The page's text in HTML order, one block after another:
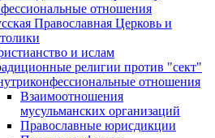
отношения
Православная Церковь и
и ислам
религии против "сект"
отношения
Взаимоотношения
мусульманских организаций
Православные юрисдикции